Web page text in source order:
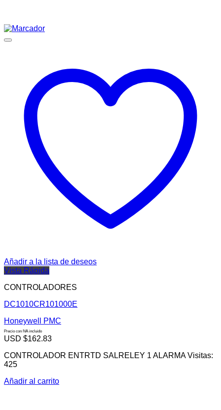
Añadir a la lista de deseos
Vista Rápida
CONTROLADORES
DC1010CR101000E
Honeywell PMC
Precio con IVA incluido
USD $162.83
CONTROLADOR ENTRTD SALRELEY 1 ALARMA Visitas:
425
Añadir al carrito